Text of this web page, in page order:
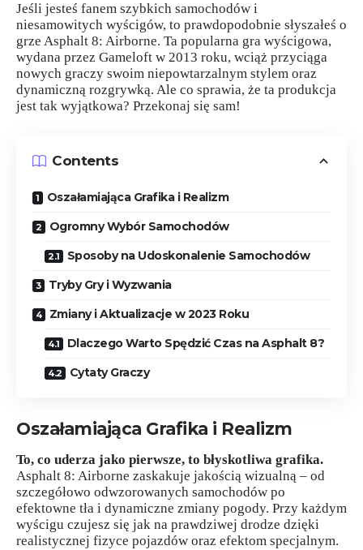
Jeśli jesteś fanem szybkich samochodów i
niesamowitych wyścigów, to prawdopodobnie słyszałeś o
grze Asphalt 8: Airborne. Ta popularna gra wyścigowa,
wydana przez Gameloft w 2013 roku, wciąż przyciąga
nowych graczy swoim niepowtarzalnym stylem oraz
dynamiczną rozgrywką. Ale co sprawia, że ta produkcja
jest tak wyjątkowa? Przekonaj się sam!
Contents
Oszałamiająca Grafika i Realizm
Ogromny Wybór Samochodów
Sposoby na Udoskonalenie Samochodów
Tryby Gry i Wyzwania
Zmiany i Aktualizacje w 2023 Roku
Dlaczego Warto Spędzić Czas na Asphalt 8?
Cytaty Graczy
Oszałamiająca Grafika i Realizm
To, co uderza jako pierwsze, to błyskotliwa grafika.
Asphalt 8: Airborne zaskakuje jakością wizualną – od
szczegółowo odwzorowanych samochodów po
efektowne tła i dynamiczne zmiany pogody. Przy każdym
wyścigu czujesz się jak na prawdziwej drodze dzięki
realistycznej fizyce pojazdów oraz efektom specjalnym.